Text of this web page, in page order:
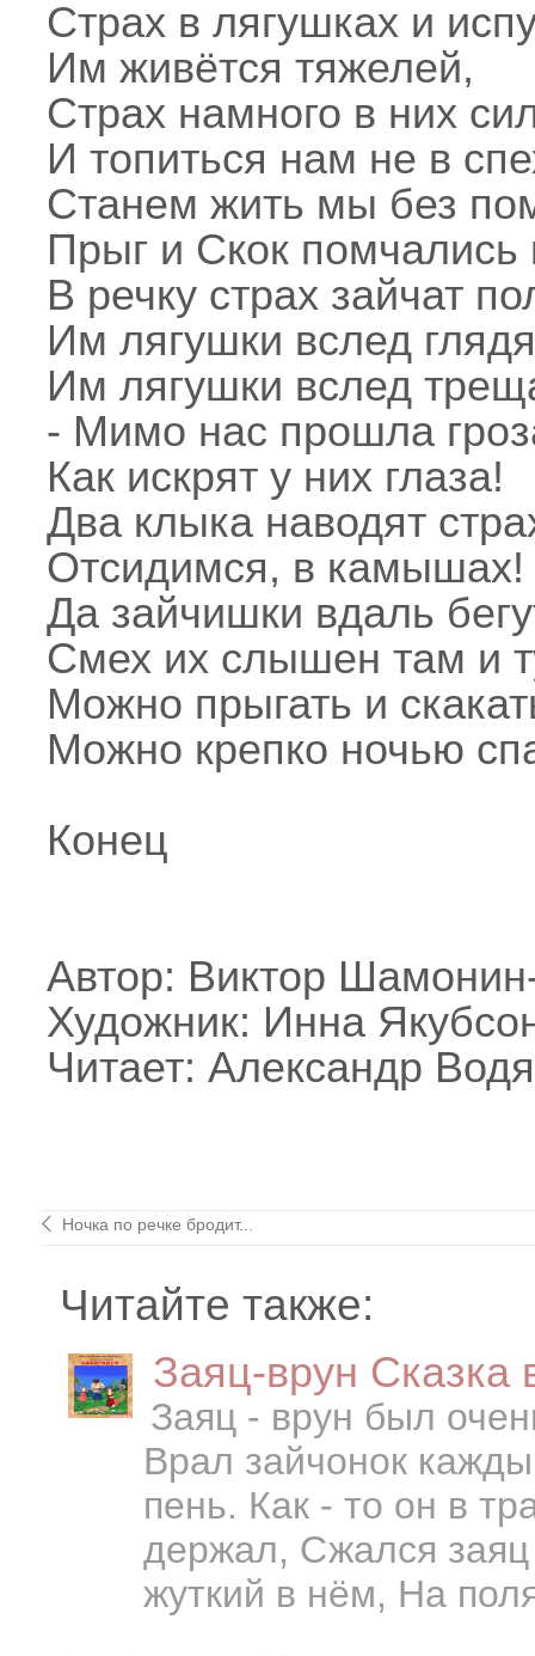
Страх в лягушках и
Им живётся тяжелей,
Страх намного в них
И топиться нам не в
Станем жить мы без
Прыг и Скок помчались
В речку страх зайчат
Им лягушки вслед
Им лягушки вслед
- Мимо нас прошла
Как искрят у них глаза!
Два клыка наводят
Отсидимся, в камышах!
Да зайчишки вдаль
Смех их слышен там и
Можно прыгать и
Можно крепко ночью
Конец
Автор: Виктор
Художник: Инна
Читает: Александр
Ночка по речке бродит...
Читайте также:
Заяц-врун Сказка
Заяц - врун был
Врал зайчонок
пень. Как - то он в
держал, Сжался заяц
жуткий в нём, На